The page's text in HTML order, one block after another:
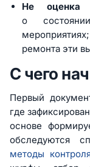
Не оценка
о
ремонта эти
С чего
Первый
где
основе
обследуются
методы